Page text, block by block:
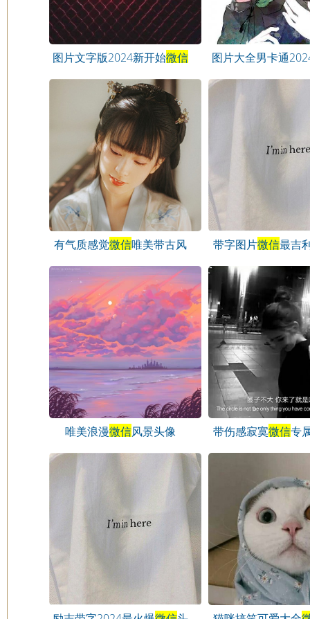
图片文字版2024新开始微信
图片大全男卡通
有气质感觉微信唯美带古风
带字图片微信最吉
唯美浪漫微信风景头像 带伤感寂寞微信专